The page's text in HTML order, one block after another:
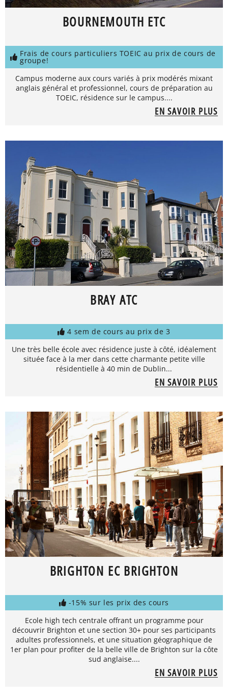
BOURNEMOUTH ETC
Frais de cours particuliers TOEIC au prix de cours de
groupe!
Campus moderne aux cours variés à prix modérés mixant
anglais général et professionnel, cours de préparation au
TOEIC, résidence sur le campus....
EN SAVOIR PLUS
BRAY ATC
4 sem de cours au prix de 3
Une très belle école avec résidence juste à côté, idéalement
située face à la mer dans cette charmante petite ville
résidentielle à 40 min de Dublin...
EN SAVOIR PLUS
BRIGHTON EC BRIGHTON
-15% sur les prix des cours
Ecole high tech centrale offrant un programme pour
découvrir Brighton et une section 30+ pour ses participants
adultes professionnels, et une situation géographique de
1er plan pour profiter de la belle ville de Brighton sur la côte
sud anglaise....
EN SAVOIR PLUS